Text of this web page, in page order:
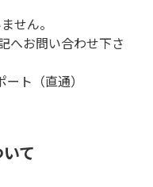
せん。
へお問い合わせ下さ
ト（直通）
て